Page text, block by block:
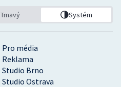
Pro média
Reklama
Studio Brno
Studio Ostrava
Tmavý Systém